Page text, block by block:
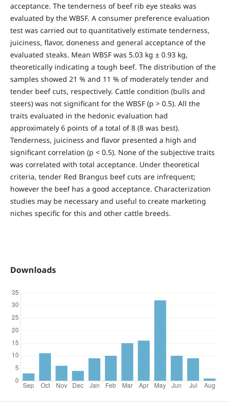
acceptance. The tenderness of beef rib eye steaks was
evaluated by the WBSF. A consumer preference evaluation
test was carried out to quantitatively estimate tenderness,
juiciness, flavor, doneness and general acceptance of the
evaluated steaks. Mean WBSF was 5.03 kg ± 0.93 kg,
theoretically indicating a tough beef. The distribution of the
samples showed 21 % and 11 % of moderately tender and
tender beef cuts, respectively. Cattle condition (bulls and
steers) was not significant for the WBSF (p > 0.5). All the
traits evaluated in the hedonic evaluation had
approximately 6 points of a total of 8 (8 was best).
Tenderness, juiciness and flavor presented a high and
significant correlation (p < 0.5). None of the subjective traits
was correlated with total acceptance. Under theoretical
criteria, tender Red Brangus beef cuts are infrequent;
however the beef has a good acceptance. Characterization
studies may be necessary and useful to create marketing
niches specific for this and other cattle breeds.
Downloads